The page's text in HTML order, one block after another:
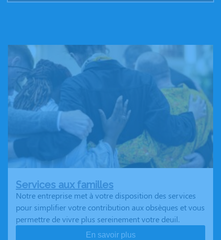
Services aux familles
Notre entreprise met à votre disposition des services
pour simplifier votre contribution aux obsèques et vous
permettre de vivre plus sereinement votre deuil.
En savoir plus